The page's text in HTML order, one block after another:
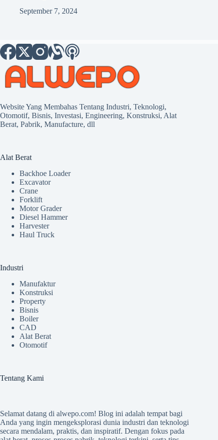
September 7, 2024
Website Yang Membahas Tentang Industri, Teknologi,
Otomotif, Bisnis, Investasi, Engineering, Konstruksi, Alat
Berat, Pabrik, Manufacture, dll
Alat Berat
Backhoe Loader
Excavator
Crane
Forklift
Motor Grader
Diesel Hammer
Harvester
Haul Truck
Industri
Manufaktur
Konstruksi
Property
Bisnis
Boiler
CAD
Alat Berat
Otomotif
Tentang Kami
Selamat datang di alwepo.com! Blog ini adalah tempat bagi
Anda yang ingin mengeksplorasi dunia industri dan teknologi
secara mendalam, praktis, dan inspiratif. Dengan fokus pada